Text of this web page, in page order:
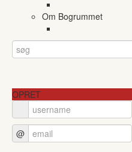
Om Bogrummet
OPRET
@